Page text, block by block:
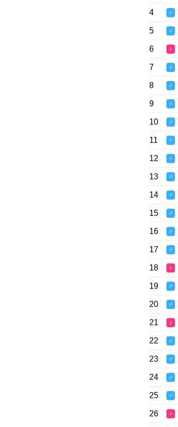
4 ♂
5 ♂
6 ♀
7 ♂
8 ♂
9 ♂
10 ♂
11 ♂
12 ♂
13 ♂
14 ♂
15 ♂
16 ♂
17 ♂
18 ♀
19 ♂
20 ♂
21 ♀
22 ♂
23 ♂
24 ♂
25 ♂
26 ♀